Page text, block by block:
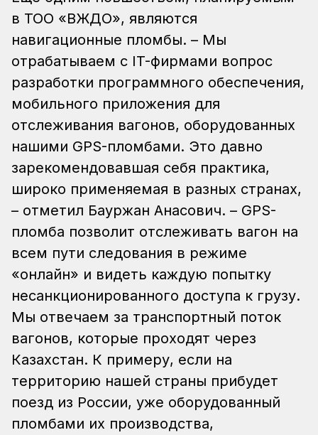
в ТОО «ВЖДО», являются
навигационные пломбы. – Мы
отрабатываем с IT-фирмами вопрос
разработки программного обеспечения,
мобильного приложения для
отслеживания вагонов, оборудованных
нашими GPS-пломбами. Это давно
зарекомендовавшая себя практика,
широко применяемая в разных странах,
– отметил Бауржан Анасович. – GPS-
пломба позволит отслеживать вагон на
всем пути следования в режиме
«онлайн» и видеть каждую попытку
несанкционированного доступа к грузу.
Мы отвечаем за транспортный поток
вагонов, которые проходят через
Казахстан. К примеру, если на
территорию нашей страны прибудет
поезд из России, уже оборудованный
пломбами их производства,